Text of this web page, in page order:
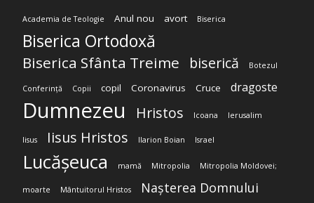
Academia de Teologie Anul nou avort Biserica
Biserica Ortodoxă
Biserica Sfânta Treime biserică Botezul
Conferință Copii copil Coronavirus Cruce dragoste
Dumnezeu Hristos Icoana Ierusalim
Iisus Iisus Hristos Ilarion Boian Israel
Lucășeuca mamă Mitropolia Mitropolia Moldovei;
moarte Mântuitorul Hristos Nașterea Domnului